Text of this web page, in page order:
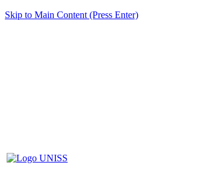
Skip to Main Content (Press Enter)